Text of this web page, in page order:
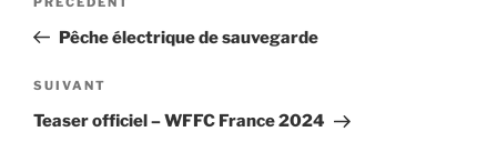
l’article
Article
précédent
Pêche électrique de sauvegarde
Article
suivant
SUIVANT
Teaser officiel – WFFC France 2024